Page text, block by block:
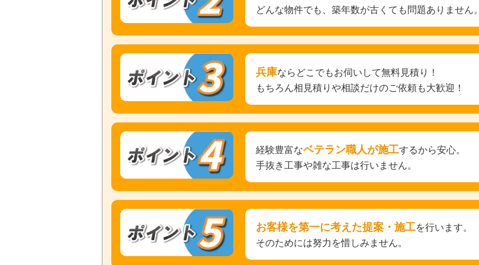
どんな物件でも、築年数が古くても問題ありません。
兵庫ならどこでもお伺いして無料見積り！
もちろん相見積りや相談だけのご依頼も大歓迎！
経験豊富なベテラン職人が施工するから安心。
手抜き工事や雑な工事は行いません。
お客様を第一に考えた提案・施工を行います。
そのためには努力を惜しみません。